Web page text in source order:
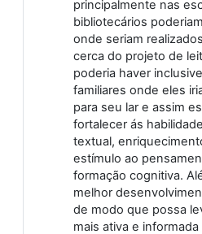
principalmente nas
bibliotecários
onde seriam
cerca do projeto de
poderia haver
familiares onde eles
para seu lar e assim
fortalecer ás
textual,
estímulo ao
formação cognitiva.
melhor
de modo que possa
mais ativa e